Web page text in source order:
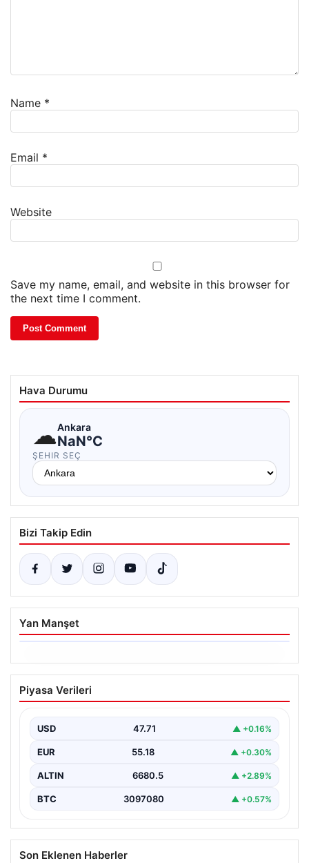
Name *
Email *
Website
Save my name, email, and website in this browser for
the next time I comment.
Hava Durumu
☁Ankara
NaN°C
ŞEHIR SEÇ
Bizi Takip Edin
Yan Manşet
06.08.2026
Trabzonspor’da Mohamed Salah’ın
Transferinde Görkemli İmza Töreni:
Trabzonspor, dünya futbolunun yıldız isimlerinden
yaşıyor. Yoğun ilgiyle karşılanan…
Piyasa Verileri
USD 47.71 ▲ +0.16%
EUR 55.18 ▲ +0.30%
ALTIN 6680.5 ▲ +2.89%
BTC 3097080 ▲ +0.57%
Son Eklenen Haberler